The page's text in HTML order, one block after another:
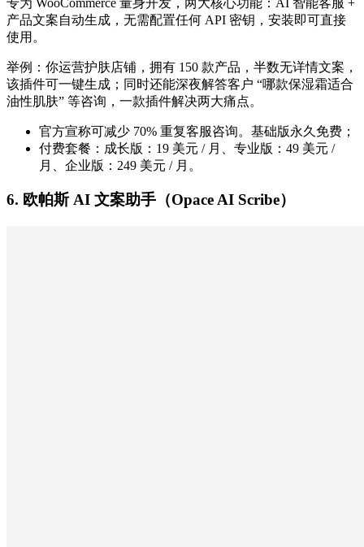
产品文案自动生成，无需配置任何 API 密钥，安装即可直接
使用。
举例：你运营护肤店铺，拥有 150 款产品，半数无详情文案，
该插件可一键生成；同时还能深夜解答客户 “哪款保湿霜适合
油性肌肤” 等咨询，一款插件解决两大痛点。
官方宣称可减少 70% 重复客服咨询。基础版永久免费；
付费套餐：成长版：19 美元 / 月、专业版：49 美元 /
月、企业版：249 美元 / 月。
6. 欧帕斯 AI 文案助手（Opace AI Scribe）